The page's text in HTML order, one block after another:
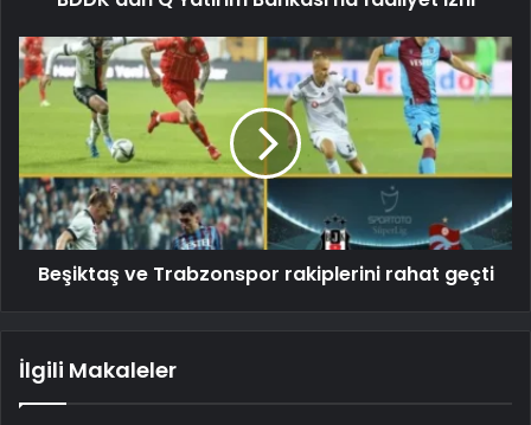
Beşiktaş ve Trabzonspor rakiplerini rahat geçti
İlgili Makaleler